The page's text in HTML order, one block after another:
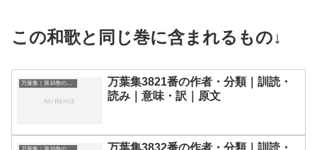
この和歌と同じ巻に含まれるもの↓
万葉集｜第16巻の和歌一覧
万葉集3821番の作者・分類｜訓読・
読み｜意味・訳｜原文
万葉集｜第16巻の和歌一覧 万葉集3832番の作者・分類｜訓読・